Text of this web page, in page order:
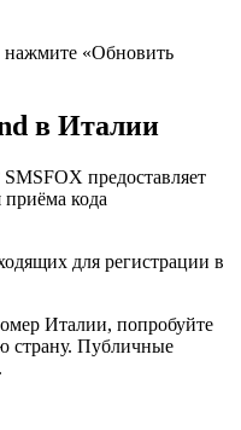
нажмите «Обновить
в Италии
предоставляет
кода
для регистрации в
Италии, попробуйте
страну. Публичные